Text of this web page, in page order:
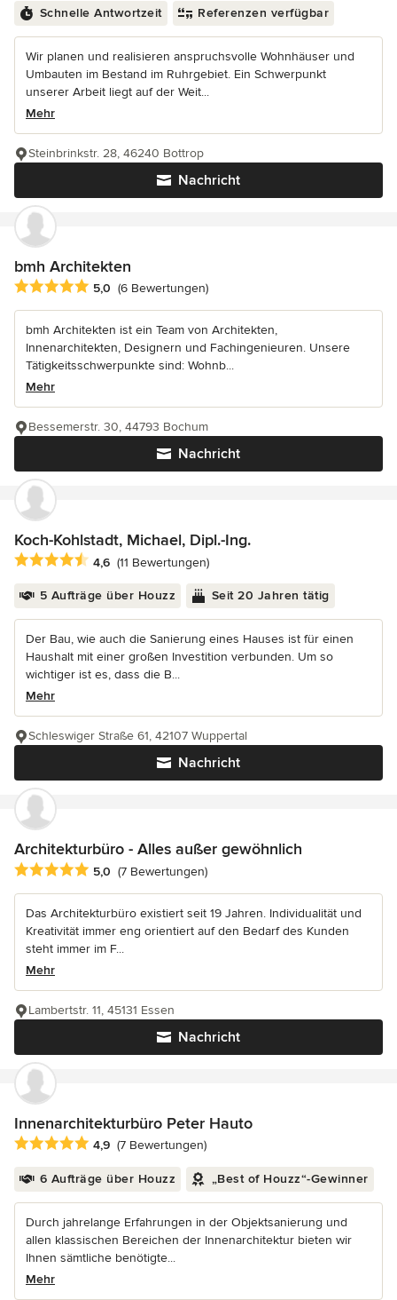
Schnelle Antwortzeit Referenzen verfügbar
Wir planen und realisieren anspruchsvolle Wohnhäuser und
Umbauten im Bestand im Ruhrgebiet. Ein Schwerpunkt
unserer Arbeit liegt auf der Weit...
Mehr
Nachricht
Steinbrinkstr. 28, 46240 Bottrop
bmh Architekten
Durchschnittliche Bewertung: 5 von 5 Sternen
5,0 (6 Bewertungen)
bmh Architekten ist ein Team von Architekten,
Innenarchitekten, Designern und Fachingenieuren. Unsere
Tätigkeitsschwerpunkte sind: Wohnb...
Mehr
Nachricht
Bessemerstr. 30, 44793 Bochum
Koch-Kohlstadt, Michael, Dipl.-Ing.
Durchschnittliche Bewertung: 4.6 von 5 Sternen
4,6 (11 Bewertungen)
5 Aufträge über Houzz Seit 20 Jahren tätig
Der Bau, wie auch die Sanierung eines Hauses ist für einen
Haushalt mit einer großen Investition verbunden. Um so
wichtiger ist es, dass die B...
Mehr
Nachricht
Schleswiger Straße 61, 42107 Wuppertal
Architekturbüro - Alles außer gewöhnlich
Durchschnittliche Bewertung: 5 von 5 Sternen
5,0 (7 Bewertungen)
Das Architekturbüro existiert seit 19 Jahren. Individualität und
Kreativität immer eng orientiert auf den Bedarf des Kunden
steht immer im F...
Mehr
Nachricht
Lambertstr. 11, 45131 Essen
Innenarchitekturbüro Peter Hauto
Durchschnittliche Bewertung: 4.9 von 5 Sternen
4,9 (7 Bewertungen)
6 Aufträge über Houzz „Best of Houzz“-Gewinner
Durch jahrelange Erfahrungen in der Objektsanierung und
allen klassischen Bereichen der Innenarchitektur bieten wir
Ihnen sämtliche benötigte...
Mehr